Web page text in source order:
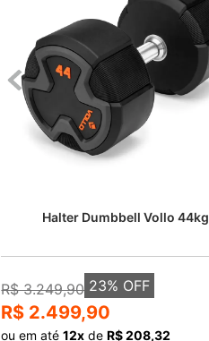
Halter Dumbbell Vollo 44kg
R$ 3.249,90 23% OFF
R$ 2.499,90
ou em até12x deR$ 208,32